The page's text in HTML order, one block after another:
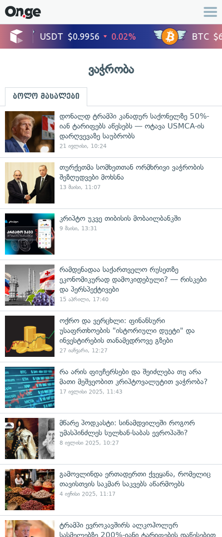
ვაჭრობა
ბოლო მასალები
დონალდ ტრამპი კანადურ საქონელზე 50%-
იან ტარიფებს აწესებს — ოტავა USMCA-ის
დარღვევაზე საუბრობს
21 ივლისი, 10:24
თურქეთმა სომხეთთან ორმხრივი ვაჭრობის
შეზღუდვები მოხსნა
13 მაისი, 11:07
კრიპტო უკვე თიბისის მობაილბანკში
9 მაისი, 13:31
რამდენადაა საქართველო რუსეთზე
ეკონომიკურად დამოკიდებული? — რისკები
და პერსპექტივები
15 აპრილი, 17:40
ოქრო და ვერცხლი: ფინანსური
უსაფრთხოების "ისტორიული დუეტი" და
ინვესტირების თანამედროვე გზები
27 იანვარი, 12:27
რა არის ფიუჩერსები და შეიძლება თუ არა
მათი მეშვეობით კრიპტოვალუტით ვაჭრობა?
17 ივლისი 2025, 11:43
მწარე პოდკასტი: სინამდვილეში როგორ
უმასპინძლეს სულხან-საბას ევროპაში?
8 ივლისი 2025, 10:27
გამოვლინდა ერთადერთი ქვეყანა, რომელიც
თავისთვის საკმარ საკვებს აწარმოებს
4 ივნისი 2025, 11:17
ტრამპი ევროკავშირს ალკოჰოლურ
სასმელებზე 200%-იანი ტარიფების დაწესებით